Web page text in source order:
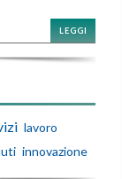
LEGGI
lavoro
innovazione